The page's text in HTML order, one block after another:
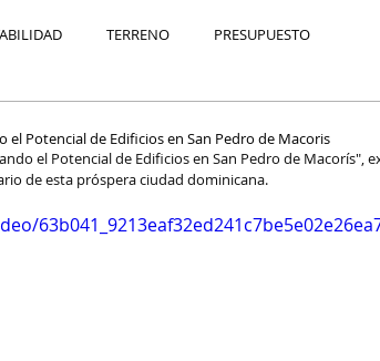
TERRENO PRESUPUESTO
Potencial de Edificios en San Pedro de Macoris
el Potencial de Edificios en San Pedro de Macorís",
de esta próspera ciudad dominicana.